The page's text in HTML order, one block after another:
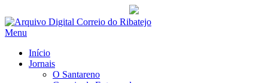
Saltar
para
Menu
Início
Jornais
O Santareno